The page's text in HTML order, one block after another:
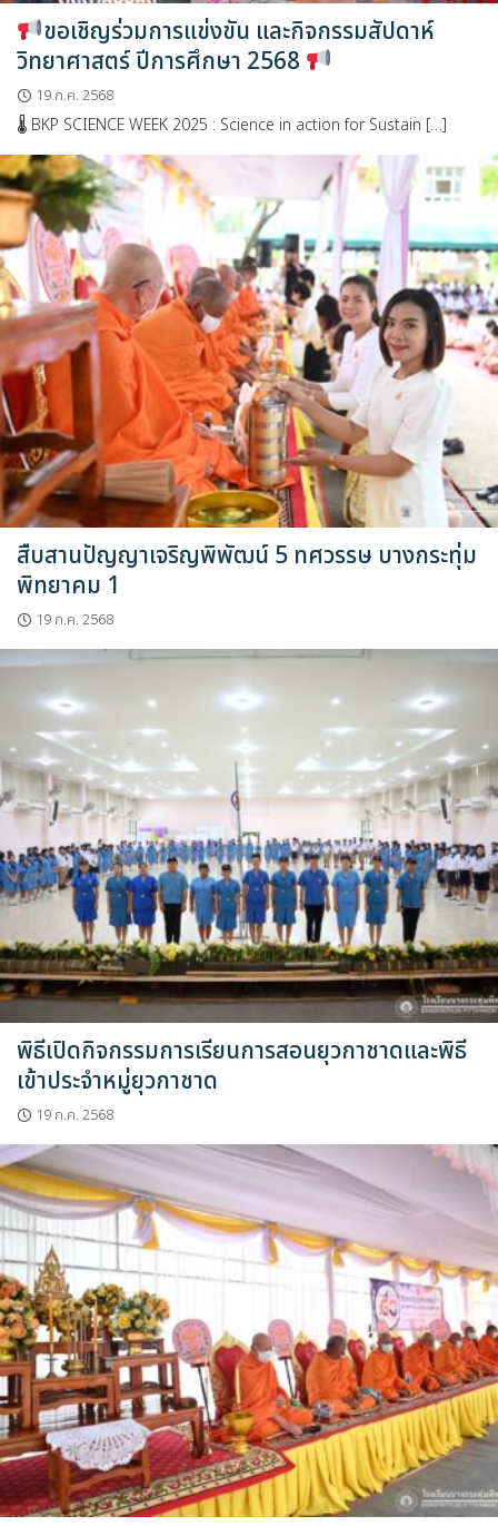
ขอเชิญร่วมการแข่งขัน และกิจกรรมสัปดาห์
วิทยาศาสตร์ ปีการศึกษา 2568
19 ก.ค. 2568
🌡 BKP SCIENCE WEEK 2025 : Science in action for Sustain […]
สืบสานปัญญาเจริญพิพัฒน์ 5 ทศวรรษ บางกระทุ่ม
พิทยาคม 1
19 ก.ค. 2568
พิธีเปิดกิจกรรมการเรียนการสอนยุวกาชาดและพิธี
เข้าประจำหมู่ยุวกาชาด
19 ก.ค. 2568